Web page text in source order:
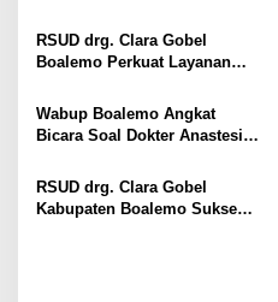
p
o
s
Narkotika melalui Keadilan
Restoratif
RSUD drg. Clara Gobel
Boalemo Perkuat Layanan
Nasional, dr. Roni H. Imran:
Tingkatkan Akses Layanan
Wabup Boalemo Angkat
Bicara Soal Dokter Anastesi
Tetap Optimal
RSUD drg. Clara Gobel
Kabupaten Boalemo Sukses